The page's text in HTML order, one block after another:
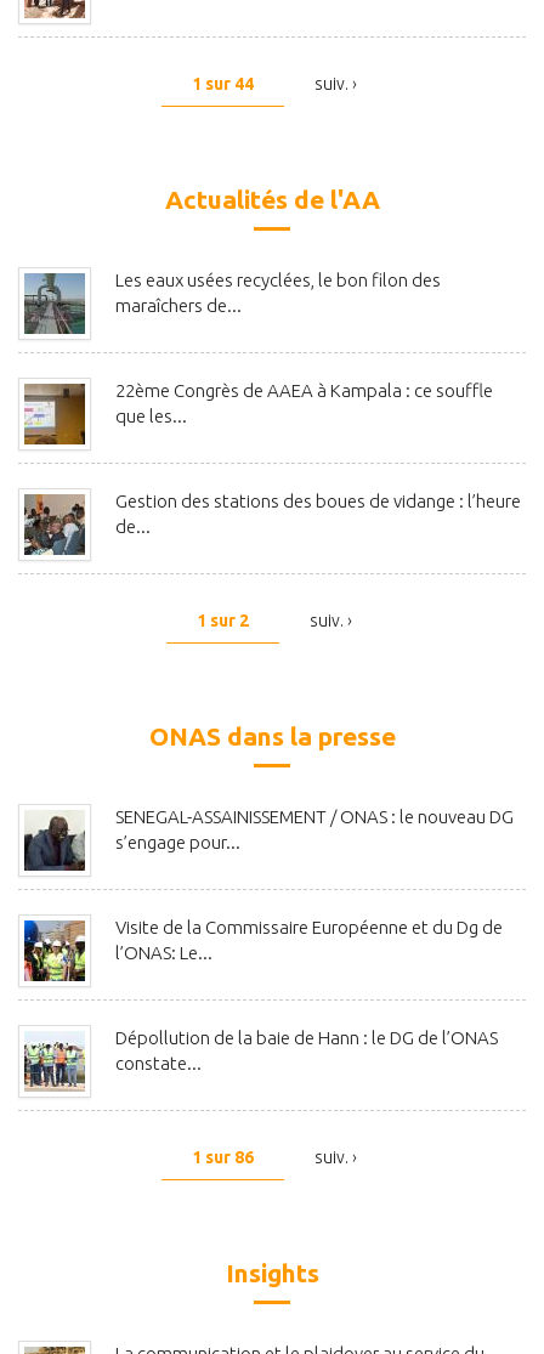
1 sur 44 suiv. ›
Actualités de l'AA
Les eaux usées recyclées, le bon filon des
maraîchers de...
22ème Congrès de AAEA à Kampala : ce souffle
que les...
Gestion des stations des boues de vidange : l’heure
de...
1 sur 2 suiv. ›
ONAS dans la presse
SENEGAL-ASSAINISSEMENT / ONAS : le nouveau DG
s’engage pour...
Visite de la Commissaire Européenne et du Dg de
l’ONAS: Le...
Dépollution de la baie de Hann : le DG de l’ONAS
constate...
1 sur 86 suiv. ›
Insights